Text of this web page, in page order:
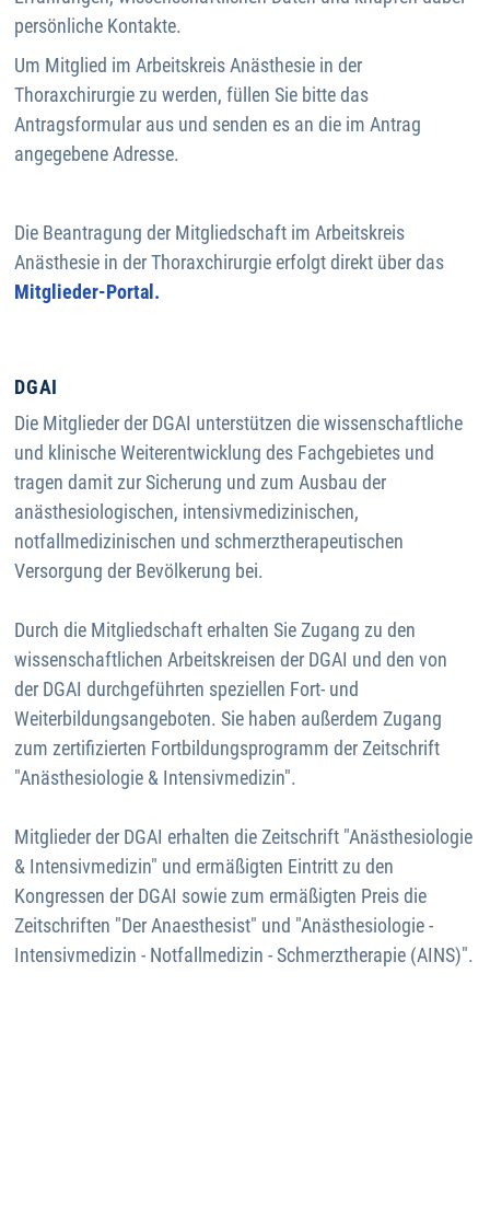
persönliche Kontakte.
Um Mitglied im Arbeitskreis Anästhesie in der
Thoraxchirurgie zu werden, füllen Sie bitte das
Antragsformular aus und senden es an die im Antrag
angegebene Adresse.
Die Beantragung der Mitgliedschaft im Arbeitskreis
Anästhesie in der Thoraxchirurgie erfolgt direkt über das
Mitglieder-Portal.
DGAI
Die Mitglieder der DGAI unterstützen die wissenschaftliche
und klinische Weiterentwicklung des Fachgebietes und
tragen damit zur Sicherung und zum Ausbau der
anästhesiologischen, intensivmedizinischen,
notfallmedizinischen und schmerztherapeutischen
Versorgung der Bevölkerung bei.
Durch die Mitgliedschaft erhalten Sie Zugang zu den
wissenschaftlichen Arbeitskreisen der DGAI und den von
der DGAI durchgeführten speziellen Fort- und
Weiterbildungsangeboten. Sie haben außerdem Zugang
zum zertifizierten Fortbildungsprogramm der Zeitschrift
"Anästhesiologie & Intensivmedizin".
Mitglieder der DGAI erhalten die Zeitschrift "Anästhesiologie
& Intensivmedizin" und ermäßigten Eintritt zu den
Kongressen der DGAI sowie zum ermäßigten Preis die
Zeitschriften "Der Anaesthesist" und "Anästhesiologie -
Intensivmedizin - Notfallmedizin - Schmerztherapie (AINS)".